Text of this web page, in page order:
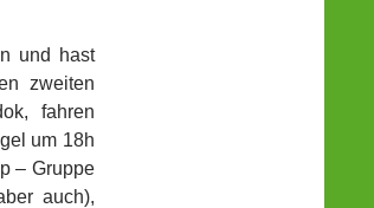
und hast
zweiten
fahren
um 18h
– Gruppe
auch),